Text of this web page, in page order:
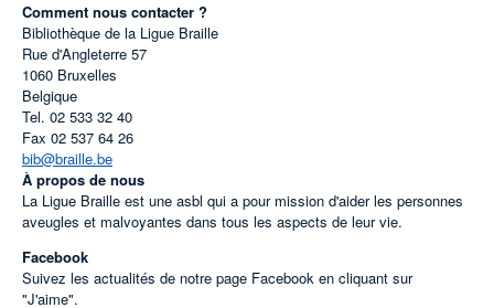
Comment nous contacter ?
Bibliothèque de la Ligue Braille
Rue d'Angleterre 57
1060 Bruxelles
Belgique
Tel. 02 533 32 40
Fax 02 537 64 26
bib@braille.be
À propos de nous
La Ligue Braille est une asbl qui a pour mission d'aider les personnes
aveugles et malvoyantes dans tous les aspects de leur vie.
Facebook
Suivez les actualités de notre page Facebook en cliquant sur
"J'aime".